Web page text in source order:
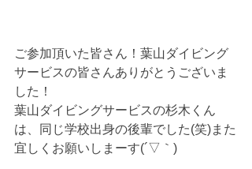
ご参加頂いた皆さん！葉山ダイビング
サービスの皆さんありがとうございま
した！
葉山ダイビングサービスの杉木くん
は、同じ学校出身の後輩でした(笑)また
宜しくお願いしまーす(´▽｀)